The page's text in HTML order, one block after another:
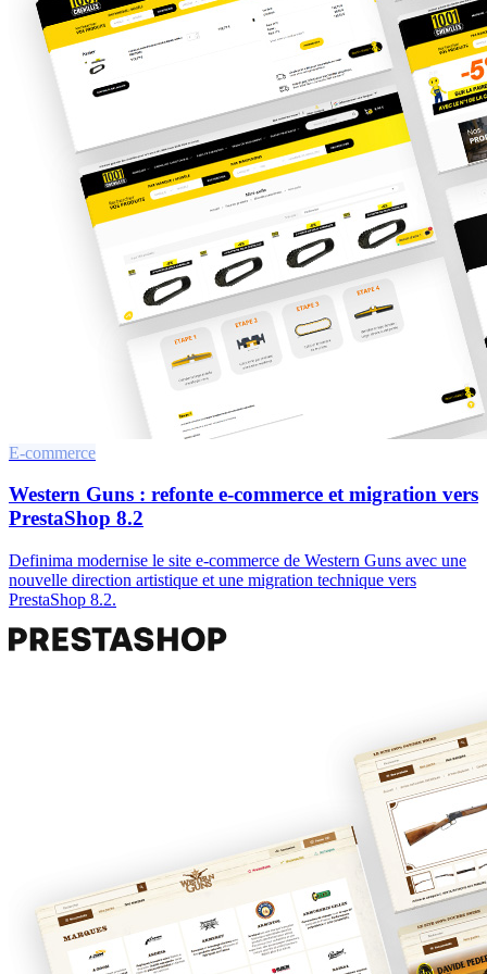
E-commerce
Western Guns : refonte e-commerce et migration vers
PrestaShop 8.2
Definima modernise le site e-commerce de Western Guns avec une
nouvelle direction artistique et une migration technique vers
PrestaShop 8.2.